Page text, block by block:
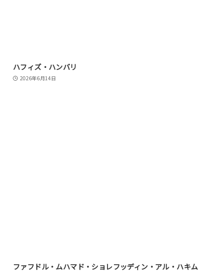
ハフィズ・ハンバリ
2026年6月14日
ファフドル・ムハマド・ショレフッディン・アル・ハキム